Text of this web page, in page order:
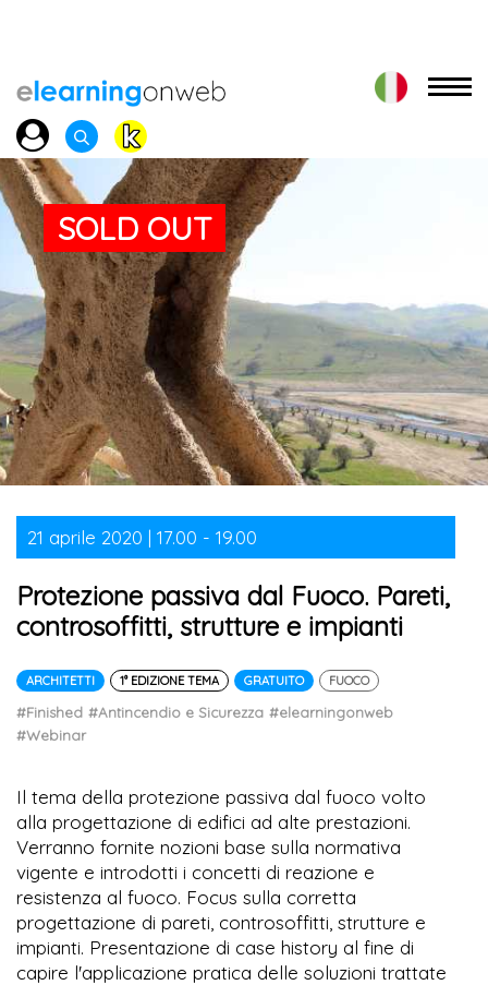
SOLD OUT
21 aprile 2020 | 17.00 - 19.00
Protezione passiva dal Fuoco. Pareti,
controsoffitti, strutture e impianti
ARCHITETTI 1° EDIZIONE TEMA GRATUITO FUOCO
#Finished #Antincendio e Sicurezza #elearningonweb
#Webinar
Il tema della protezione passiva dal fuoco volto
alla progettazione di edifici ad alte prestazioni.
Verranno fornite nozioni base sulla normativa
vigente e introdotti i concetti di reazione e
resistenza al fuoco. Focus sulla corretta
progettazione di pareti, controsoffitti, strutture e
impianti. Presentazione di case history al fine di
capire l'applicazione pratica delle soluzioni trattate